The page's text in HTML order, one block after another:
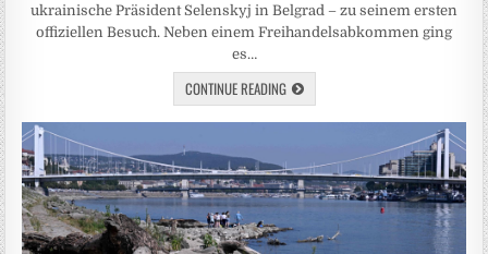
ukrainische Präsident Selenskyj in Belgrad – zu seinem ersten
offiziellen Besuch. Neben einem Freihandelsabkommen ging
es…
CONTINUE READING